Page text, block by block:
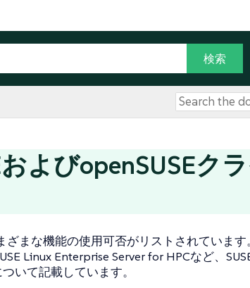
よびopenSUSEク
まな機能の使用可否がリストされています
Linux Enterprise Server for HPCなど、
いて記載しています。